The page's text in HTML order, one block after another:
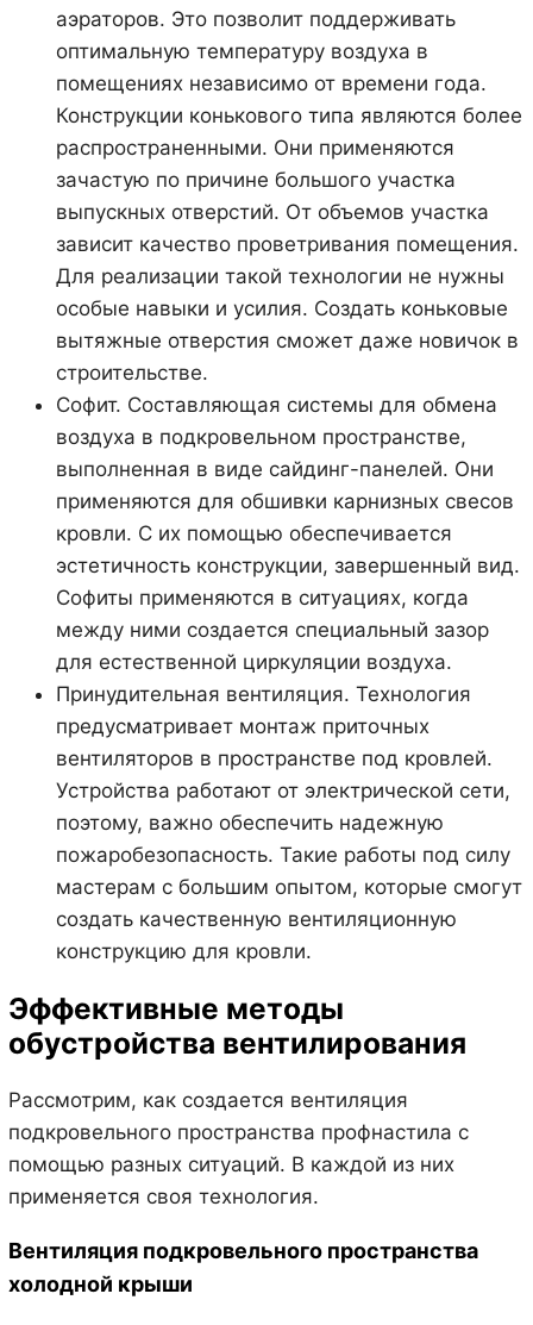
аэраторов. Это позволит поддерживать
оптимальную температуру воздуха в
помещениях независимо от времени года.
Конструкции конькового типа являются более
распространенными. Они применяются
зачастую по причине большого участка
выпускных отверстий. От объемов участка
зависит качество проветривания помещения.
Для реализации такой технологии не нужны
особые навыки и усилия. Создать коньковые
вытяжные отверстия сможет даже новичок в
строительстве.
Софит. Составляющая системы для обмена
воздуха в подкровельном пространстве,
выполненная в виде сайдинг-панелей. Они
применяются для обшивки карнизных свесов
кровли. С их помощью обеспечивается
эстетичность конструкции, завершенный вид.
Софиты применяются в ситуациях, когда
между ними создается специальный зазор
для естественной циркуляции воздуха.
Принудительная вентиляция. Технология
предусматривает монтаж приточных
вентиляторов в пространстве под кровлей.
Устройства работают от электрической сети,
поэтому, важно обеспечить надежную
пожаробезопасность. Такие работы под силу
мастерам с большим опытом, которые смогут
создать качественную вентиляционную
конструкцию для кровли.
Эффективные методы
обустройства вентилирования
Рассмотрим, как создается вентиляция
подкровельного пространства профнастила с
помощью разных ситуаций. В каждой из них
применяется своя технология.
Вентиляция подкровельного пространства
холодной крыши